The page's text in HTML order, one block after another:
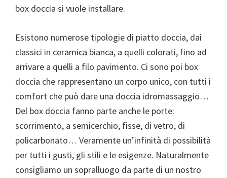
box doccia si vuole installare.
Esistono numerose tipologie di piatto doccia, dai
classici in ceramica bianca, a quelli colorati, fino ad
arrivare a quelli a filo pavimento. Ci sono poi box
doccia che rappresentano un corpo unico, con tutti i
comfort che può dare una doccia idromassaggio…
Del box doccia fanno parte anche le porte:
scorrimento, a semicerchio, fisse, di vetro, di
policarbonato… Veramente un’infinità di possibilità
per tutti i gusti, gli stili e le esigenze. Naturalmente
consigliamo un sopralluogo da parte di un nostro